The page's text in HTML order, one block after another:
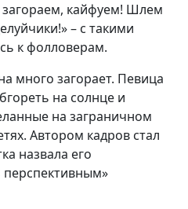
кайфуем! Шлем
– с такими
к фолловерам.
много загорает. Певица
на солнце и
на заграничном
Автором кадров стал
назвала его